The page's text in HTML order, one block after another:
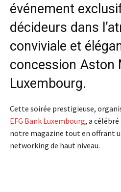
événement
décideurs dans
conviviale et
concession Aston
Luxembourg.
Cette soirée prestigieuse,
EFG Bank Luxembourg, a célébré
notre magazine tout en offrant
networking de haut niveau.